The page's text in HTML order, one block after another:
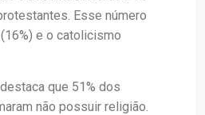
Esse número
e o catolicismo
que 51% dos
não possuir religião.